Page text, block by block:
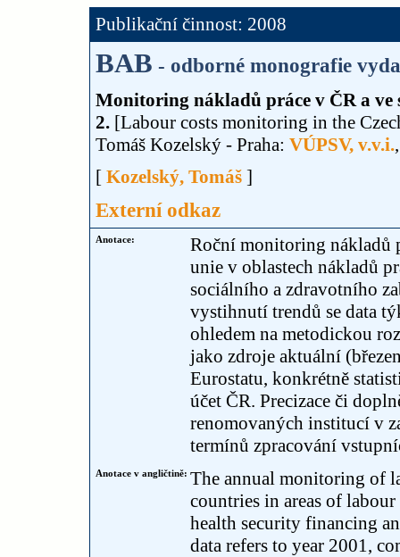
Publikační činnost: 2008
BAB - odborné monografie
Monitoring nákladů práce v ČR a ve
2. [Labour costs monitoring in the
Tomáš Kozelský - Praha: VÚPSV, v.v.i.
[ Kozelský, Tomáš ]
Externí odkaz
Anotace:
Roční monitoring nákladů
unie v oblastech nákladů
sociálního a zdravotního
vystihnutí trendů se data
ohledem na metodickou
jako zdroje aktuální
Eurostatu, konkrétně
účet ČR. Precizace či
renomovaných institucí v
termínů zpracování
Anotace v angličtině: The annual monitoring of
countries in areas of
health security financing
data refers to year 2001,